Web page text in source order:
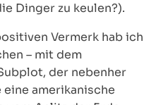
Dinger zu keulen?).
Vermerk hab ich
– mit dem
der nebenher
amerikanische